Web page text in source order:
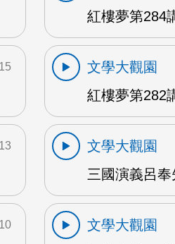
紅樓夢第284
文學大觀園
紅樓夢第282
文學大觀園
三國演義呂
文學大觀園